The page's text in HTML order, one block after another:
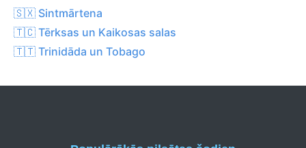
🇸🇽 Sintmārtena
🇹🇨 Tērksas un Kaikosas salas
🇹🇹 Trinidāda un Tobago